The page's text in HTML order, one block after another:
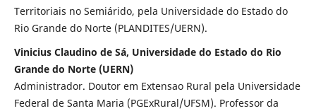
Territoriais no Semiárido, pela Universidade do Estado do
Rio Grande do Norte (PLANDITES/UERN).
Vinicius Claudino de Sá, Universidade do Estado do Rio
Grande do Norte (UERN)
Administrador. Doutor em Extensao Rural pela Universidade
Federal de Santa Maria (PGExRural/UFSM). Professor da